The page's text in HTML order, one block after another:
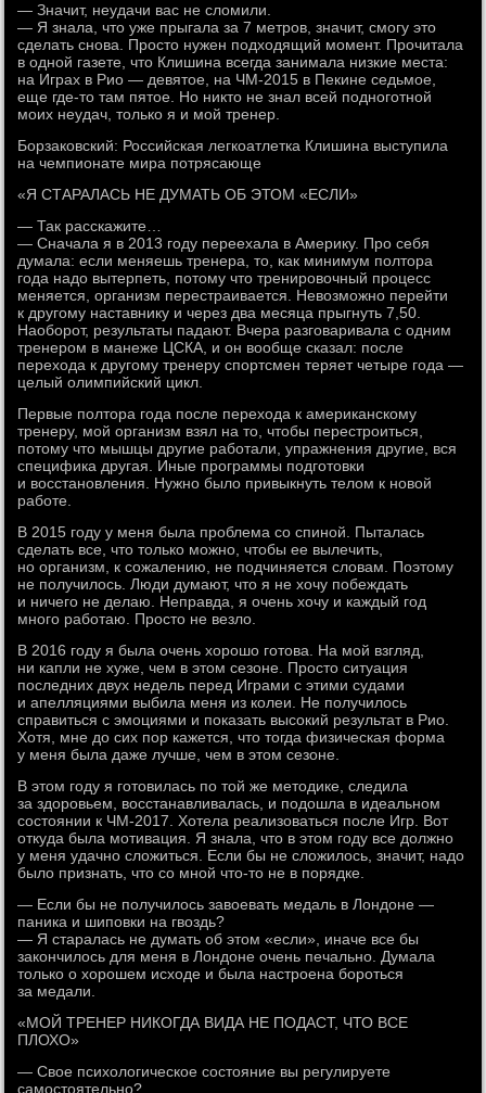
— Значит, неудачи вас не сломили.
— Я знала, что уже прыгала за 7 метров, значит, смогу это
сделать снова. Просто нужен подходящий момент. Прочитала
в одной газете, что Клишина всегда занимала низкие места:
на Играх в Рио — девятое, на ЧМ-2015 в Пекине седьмое,
еще где-то там пятое. Но никто не знал всей подноготной
моих неудач, только я и мой тренер.
Борзаковский: Российская легкоатлетка Клишина выступила
на чемпионате мира потрясающе
«Я СТАРАЛАСЬ НЕ ДУМАТЬ ОБ ЭТОМ «ЕСЛИ»
— Так расскажите…
— Сначала я в 2013 году переехала в Америку. Про себя
думала: если меняешь тренера, то, как минимум полтора
года надо вытерпеть, потому что тренировочный процесс
меняется, организм перестраивается. Невозможно перейти
к другому наставнику и через два месяца прыгнуть 7,50.
Наоборот, результаты падают. Вчера разговаривала с одним
тренером в манеже ЦСКА, и он вообще сказал: после
перехода к другому тренеру спортсмен теряет четыре года —
целый олимпийский цикл.
Первые полтора года после перехода к американскому
тренеру, мой организм взял на то, чтобы перестроиться,
потому что мышцы другие работали, упражнения другие, вся
специфика другая. Иные программы подготовки
и восстановления. Нужно было привыкнуть телом к новой
работе.
В 2015 году у меня была проблема со спиной. Пыталась
сделать все, что только можно, чтобы ее вылечить,
но организм, к сожалению, не подчиняется словам. Поэтому
не получилось. Люди думают, что я не хочу побеждать
и ничего не делаю. Неправда, я очень хочу и каждый год
много работаю. Просто не везло.
В 2016 году я была очень хорошо готова. На мой взгляд,
ни капли не хуже, чем в этом сезоне. Просто ситуация
последних двух недель перед Играми с этими судами
и апелляциями выбила меня из колеи. Не получилось
справиться с эмоциями и показать высокий результат в Рио.
Хотя, мне до сих пор кажется, что тогда физическая форма
у меня была даже лучше, чем в этом сезоне.
В этом году я готовилась по той же методике, следила
за здоровьем, восстанавливалась, и подошла в идеальном
состоянии к ЧМ-2017. Хотела реализоваться после Игр. Вот
откуда была мотивация. Я знала, что в этом году все должно
у меня удачно сложиться. Если бы не сложилось, значит, надо
было признать, что со мной что-то не в порядке.
— Если бы не получилось завоевать медаль в Лондоне —
паника и шиповки на гвоздь?
— Я старалась не думать об этом «если», иначе все бы
закончилось для меня в Лондоне очень печально. Думала
только о хорошем исходе и была настроена бороться
за медали.
«МОЙ ТРЕНЕР НИКОГДА ВИДА НЕ ПОДАСТ, ЧТО ВСЕ
ПЛОХО»
— Свое психологическое состояние вы регулируете
самостоятельно?